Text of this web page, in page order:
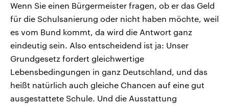
Wenn Sie einen Bürgermeister fragen, ob er das Geld
für die Schulsanierung oder nicht haben möchte, weil
es vom Bund kommt, da wird die Antwort ganz
eindeutig sein. Also entscheidend ist ja: Unser
Grundgesetz fordert gleichwertige
Lebensbedingungen in ganz Deutschland, und das
heißt natürlich auch gleiche Chancen auf eine gut
ausgestattete Schule. Und die Ausstattung